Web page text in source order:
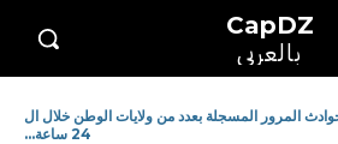
CapDZ
بالعربي
المرور المسجلة بعدد من ولايات الوطن خلال ال
24 ساعة...